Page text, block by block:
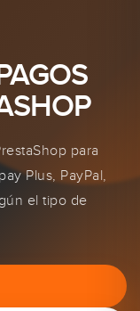
para
Plus, PayPal,
el tipo de